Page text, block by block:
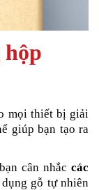
mọi thiết bị giải
giúp bạn tạo ra
cân nhắc các
gỗ tự nhiên